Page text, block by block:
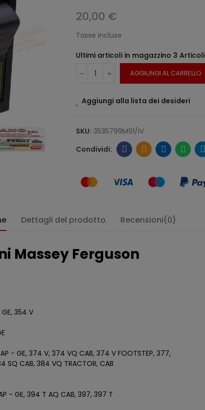
20,00 €
Tasse incluse
Ultimi articoli in magazzino 3 Articoli
AGGIUNGI AL CARRELLO
Aggiungi alla lista dei desideri
SKU: 3535799M91/IV
Dettagli del prodotto Recensioni(0)
Massey Ferguson
354 V
- GE, 374 V, 374 VQ CAB, 374 V FOOTSTEP, 377,
SQ CAB, 384 VQ TRACTOR, CAB
- GE, 394 T AQ CAB, 397, 397 T